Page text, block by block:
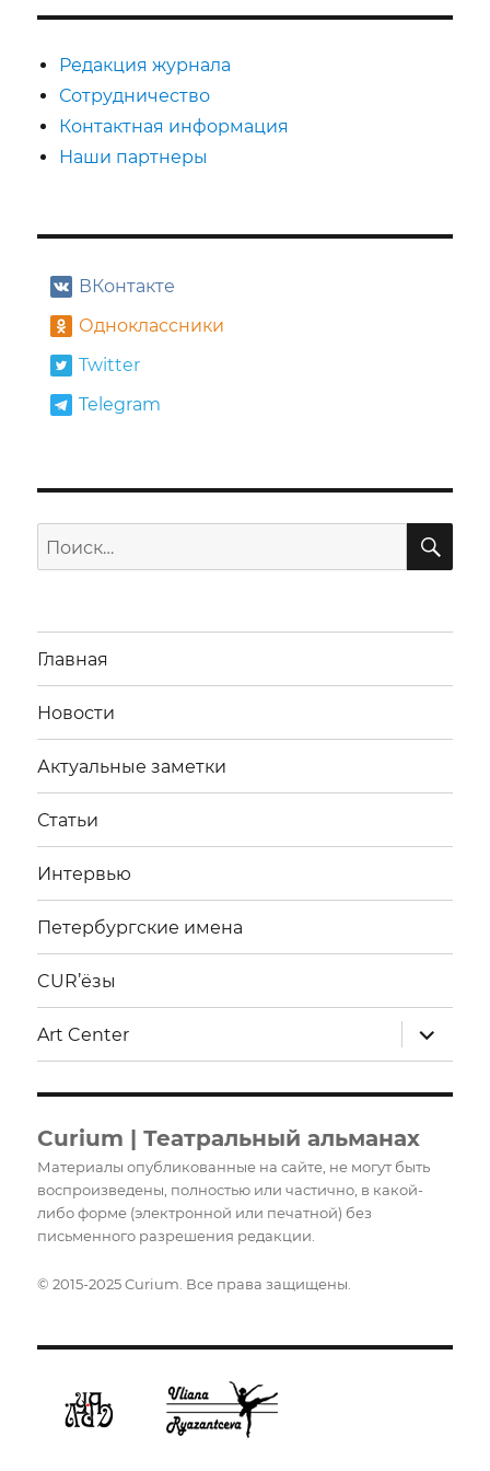
Редакция журнала
Сотрудничество
Контактная информация
Наши партнеры
ВКонтакте
Одноклассники
Twitter
Telegram
Искать:
Главная
Новости
Актуальные заметки
Статьи
Интервью
Петербургские имена
CUR’ёзы
Art Center
меню
Curium | Театральный альманах
Материалы опубликованные на сайте, не могут быть
воспроизведены, полностью или частично, в какой-
либо форме (электронной или печатной) без
письменного разрешения редакции.
© 2015-2025 Curium. Все права защищены.